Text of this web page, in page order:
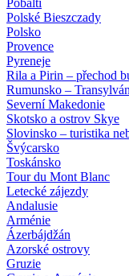
Pobaltí
Polské Bieszczady
Polsko
Provence
Pyreneje
Rila a Pirin – přechod
Rumunsko –
Severní Makedonie
Skotsko a ostrov Skye
Slovinsko – turistika
Švýcarsko
Toskánsko
Tour du Mont Blanc
Letecké zájezdy
Andalusie
Arménie
Ázerbájdžán
Azorské ostrovy
Gruzie